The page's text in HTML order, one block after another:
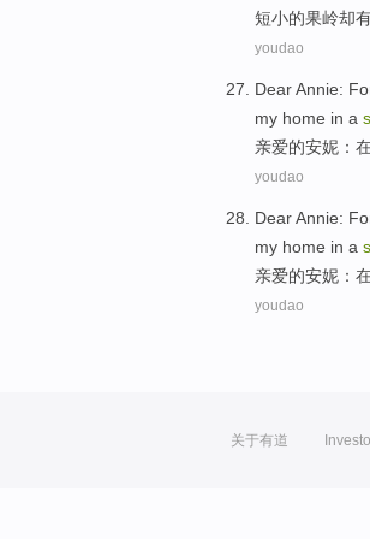
短小的果岭却
youdao
DearAnnie:
my home in a
亲爱的安妮 ：
youdao
DearAnnie:
my home in a
亲爱的安妮 ：
youdao
关于有道